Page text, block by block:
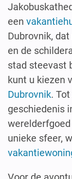
een
Dubrovnik,
en de
stad steevast
kunt u kiezen
Dubrovnik.
geschiedenis
unieke sfeer,